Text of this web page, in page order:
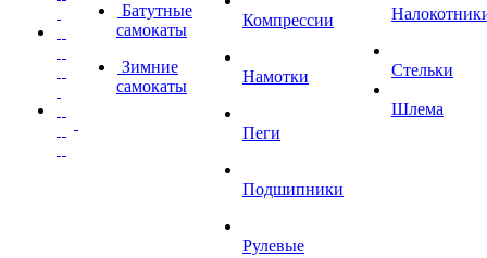
Батутные
самокаты
Зимние
самокаты
Компрессии
Намотки
Пеги
Подшипники
Рулевые
Стельки
Шлема